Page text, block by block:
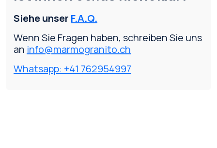
Siehe unser F.A.Q.
Wenn Sie Fragen haben, schreiben Sie uns
an info@marmogranito.ch
Whatsapp: +41 762954997